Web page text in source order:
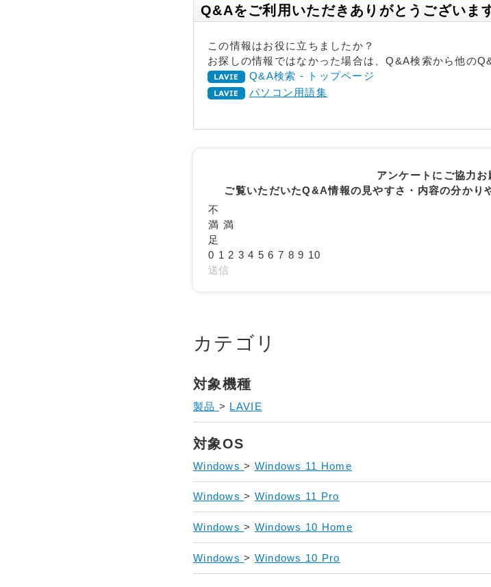
Q&Aをご利用いただきありがとうございま
この情報はお役に立ちましたか？
お探しの情報ではなかった場合は、Q&A検索から他の
Q&A検索 - トップページ
パソコン用語集
アンケートにご協力お
ご覧いただいたQ&A情報の見やすさ・内容の分かり
不
満 満
足
0 1 2 3 4 5 6 7 8 9 10
送信
カテゴリ
対象機種
製品 > LAVIE
対象OS
Windows > Windows 11 Home
Windows > Windows 11 Pro
Windows > Windows 10 Home
Windows > Windows 10 Pro